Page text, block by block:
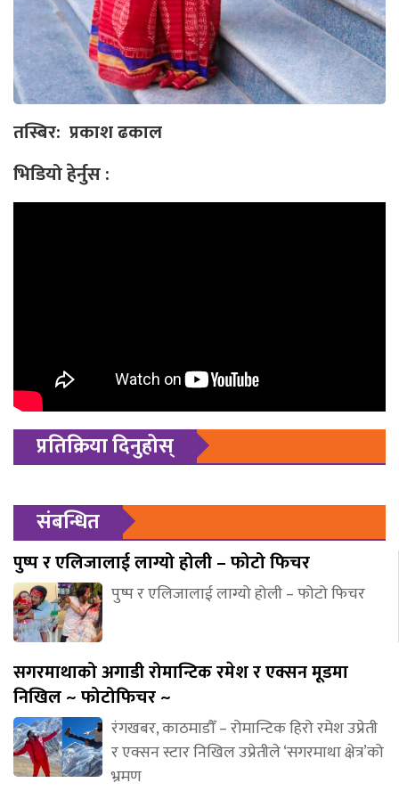
तस्बिर: प्रकाश ढकाल
भिडियो हेर्नुस :
प्रतिक्रिया दिनुहोस्
संबन्धित
पुष्प र एलिजालाई लाग्यो होली – फोटो फिचर
पुष्प र एलिजालाई लाग्यो होली – फोटो फिचर
सगरमाथाको अगाडी रोमान्टिक रमेश र एक्सन मूडमा
निखिल ~ फोटोफिचर ~
रंगखबर, काठमाडौँ – रोमान्टिक हिरो रमेश उप्रेती
र एक्सन स्टार निखिल उप्रेतीले ‘सगरमाथा क्षेत्र’को
भ्रमण